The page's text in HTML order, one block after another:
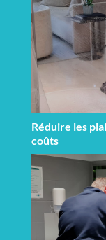
Réduire les
coûts